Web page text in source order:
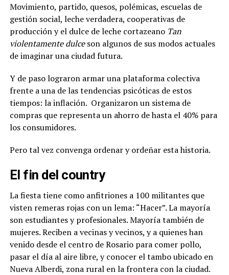
Movimiento, partido, quesos, polémicas, escuelas de
gestión social, leche verdadera, cooperativas de
producción y el dulce de leche cortazeano Tan
violentamente dulceson algunos de sus modos actuales
de imaginar una ciudad futura.
Y de paso lograron armar una plataforma colectiva
frente a una de las tendencias psicóticas de estos
tiempos: la inflación. Organizaron un sistema de
compras que representa un ahorro de hasta el 40% para
los consumidores.
Pero tal vez convenga ordenar y ordeñar esta historia.
El fin del country
La fiesta tiene como anfitriones a 100 militantes que
visten remeras rojas con un lema: “Hacer”. La mayoría
son estudiantes y profesionales. Mayoría también de
mujeres. Reciben a vecinas y vecinos, y a quienes han
venido desde el centro de Rosario para comer pollo,
pasar el día al aire libre, y conocer el tambo ubicado en
Nueva Alberdi, zona rural en la frontera con la ciudad.